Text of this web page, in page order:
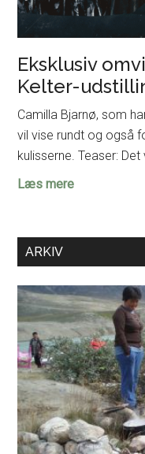
Eksklusiv
Kelter-
Camilla Bjarnø, som
vil vise rundt og også
kulisserne. Teaser: Det
Læs mereEksklusiv
i
Kelter-
udstillingen
på
Moesgaard
ARKIV